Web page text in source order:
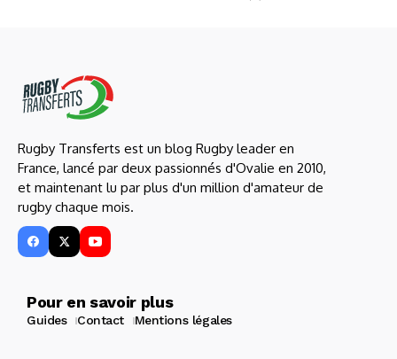
Rugby Transferts est un blog Rugby leader en
France, lancé par deux passionnés d'Ovalie en 2010,
et maintenant lu par plus d'un million d'amateur de
rugby chaque mois.
Pour en savoir plus
Guides Contact Mentions légales